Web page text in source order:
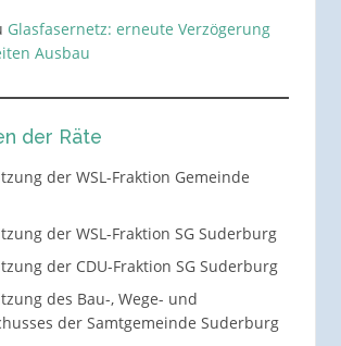
Glasfasernetz: erneute Verzögerung
Ausbau
der Räte
der WSL-Fraktion Gemeinde
der WSL-Fraktion SG Suderburg
der CDU-Fraktion SG Suderburg
des Bau-, Wege- und
der Samtgemeinde Suderburg